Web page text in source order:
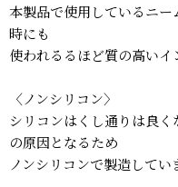
本製品で使用しているニ
時にも
使われるるほど質の高いイ
〈ノンシリコン〉
シリコンはくし通りは良
の原因となるため
ノンシリコンで製造してい